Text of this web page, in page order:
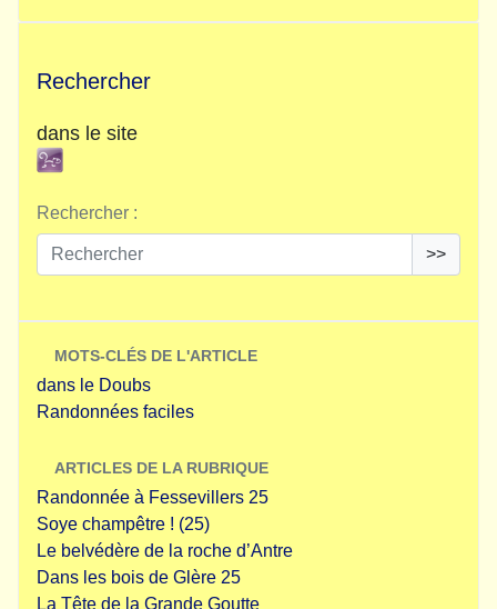
Rechercher
dans le site
Rechercher :
>>
MOTS-CLÉS DE L'ARTICLE
dans le Doubs
Randonnées faciles
ARTICLES DE LA RUBRIQUE
Randonnée à Fessevillers 25
Soye champêtre ! (25)
Le belvédère de la roche d’Antre
Dans les bois de Glère 25
La Tête de la Grande Goutte